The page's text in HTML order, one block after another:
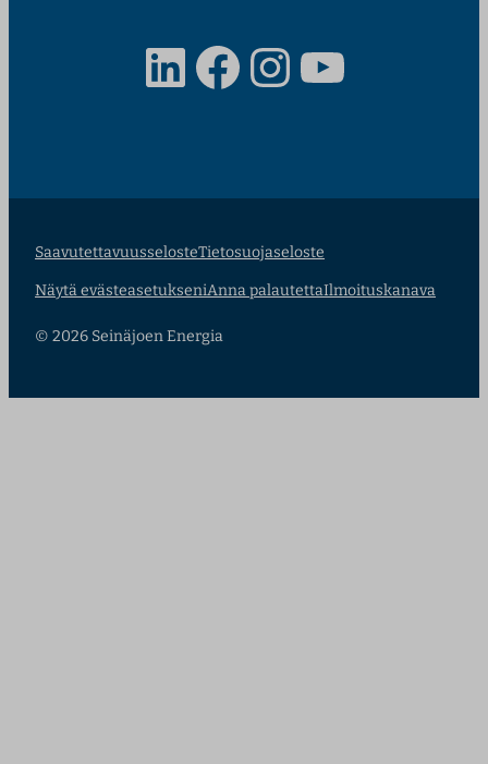
LinkedIn Facebook InstagramYouTube
SaavutettavuusselosteTietosuojaseloste
Näytä evästeasetukseniAnna palautettaIlmoituskanava
© 2026 Seinäjoen Energia